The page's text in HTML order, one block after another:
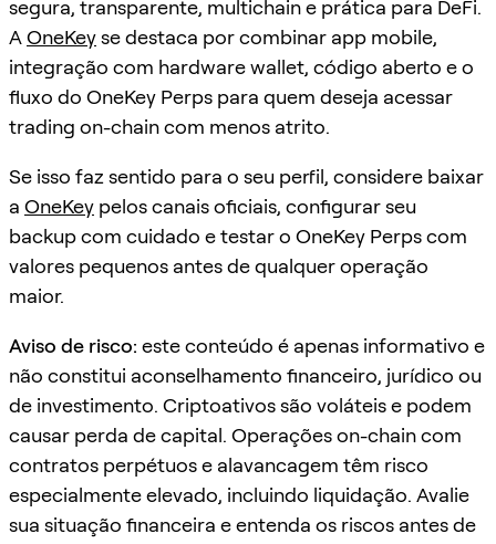
segura, transparente, multichain e prática para DeFi.
A OneKeyse destaca por combinar app mobile,
integração com hardware wallet, código aberto e o
fluxo do OneKey Perps para quem deseja acessar
trading on-chain com menos atrito.
Se isso faz sentido para o seu perfil, considere baixar
a OneKey pelos canais oficiais, configurar seu
backup com cuidado e testar o OneKey Perps com
valores pequenos antes de qualquer operação
maior.
Aviso de risco: este conteúdo é apenas informativo e
não constitui aconselhamento financeiro, jurídico ou
de investimento. Criptoativos são voláteis e podem
causar perda de capital. Operações on-chain com
contratos perpétuos e alavancagem têm risco
especialmente elevado, incluindo liquidação. Avalie
sua situação financeira e entenda os riscos antes de